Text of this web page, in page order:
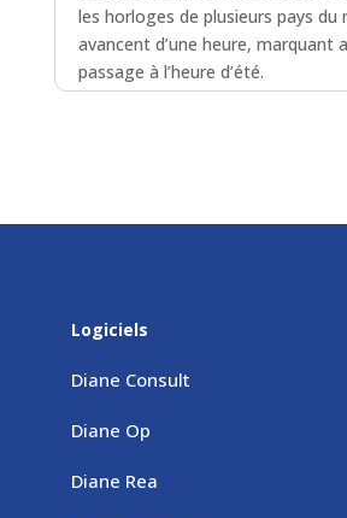
les horloges de plusieurs pays du
avancent d’une heure, marquant
passage à l’heure d’été.
lire plus
Logiciels
Diane Consult
Diane Op
Diane Rea